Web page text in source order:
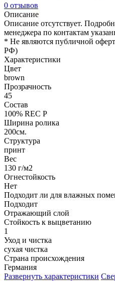
0 отзывов
Описание
Описание отсутствует.
менеджера по контактам
* Не являются публичной
РФ)
Характеристики
Цвет
brown
Прозрачность
45
Состав
100% REC P
Ширина ролика
200см.
Структура
принт
Вес
130 г/м2
Огнестойкость
Нет
Подходит ли для влажных
Подходит
Отражающий слой
Стойкость к выцветанию
1
Уход и чистка
сухая чистка
Страна происхождения
Германия
Развернуть характеристики